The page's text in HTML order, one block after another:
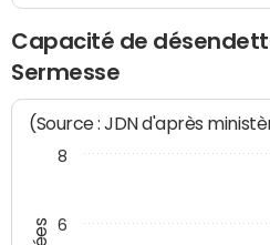
Capacité de
Sermesse
(Source : JDN d'après
6
8